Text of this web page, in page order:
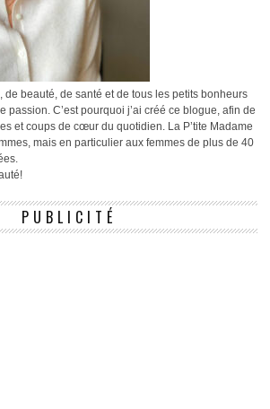
de beauté, de santé et de tous les petits bonheurs
passion. C’est pourquoi j’ai créé ce blogue, afin de
et coups de cœur du quotidien. La P’tite Madame
mais en particulier aux femmes de plus de 40
PUBLICITÉ